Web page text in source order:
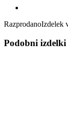
RazprodanoIzdelek
Podobni izdelki